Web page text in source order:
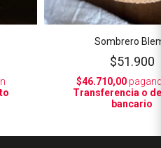
Sombrero
$51.900
$46.710,00
Transferencia o
bancario